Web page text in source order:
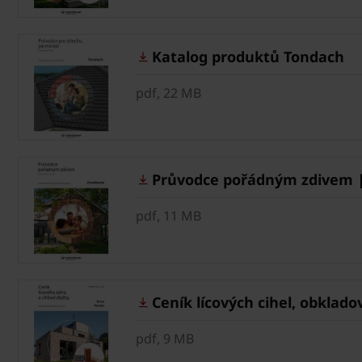
Katalog produktů Tondach
pdf, 22 MB
Průvodce pořádným zdivem
pdf, 11 MB
Ceník lícových cihel,
pdf, 9 MB